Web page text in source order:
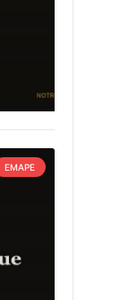
EMAPE